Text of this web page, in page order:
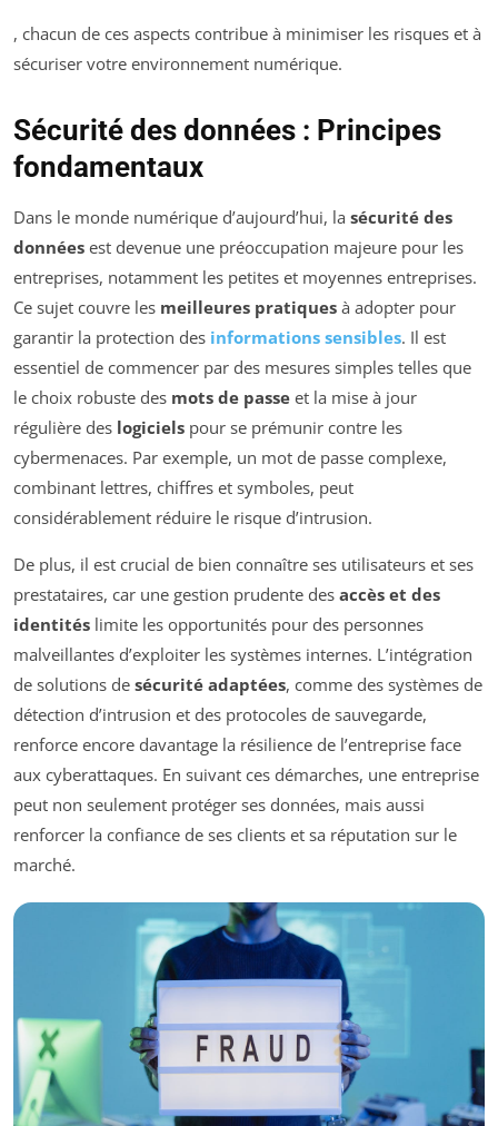
, chacun de ces aspects contribue à minimiser les risques et à
sécuriser votre environnement numérique.
Sécurité des données : Principes
fondamentaux
Dans le monde numérique d’aujourd’hui, la sécurité des
données est devenue une préoccupation majeure pour les
entreprises, notamment les petites et moyennes entreprises.
Ce sujet couvre les meilleures pratiques à adopter pour
garantir la protection des informations sensibles. Il est
essentiel de commencer par des mesures simples telles que
le choix robuste des mots de passe et la mise à jour
régulière des logiciels pour se prémunir contre les
cybermenaces. Par exemple, un mot de passe complexe,
combinant lettres, chiffres et symboles, peut
considérablement réduire le risque d’intrusion.
De plus, il est crucial de bien connaître ses utilisateurs et ses
prestataires, car une gestion prudente des accès et des
identités limite les opportunités pour des personnes
malveillantes d’exploiter les systèmes internes. L’intégration
de solutions de sécurité adaptées, comme des systèmes de
détection d’intrusion et des protocoles de sauvegarde,
renforce encore davantage la résilience de l’entreprise face
aux cyberattaques. En suivant ces démarches, une entreprise
peut non seulement protéger ses données, mais aussi
renforcer la confiance de ses clients et sa réputation sur le
marché.